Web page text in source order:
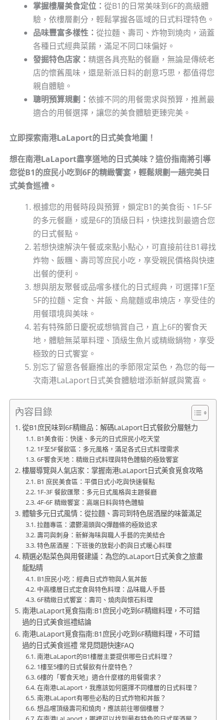
掌握樓層美食定位： 從B1的日常美味到6F的高級體
驗，依樓層劃分，輕鬆掌握各區域的日式料理特色。
品味豐富多樣性： 從拉麵、壽司、炸物到燒肉，涵蓋
各種日式經典菜餚，滿足不同口味偏好。
發掘特色店家： 精選各具亮點的餐廳，無論是傳統老
店的懷舊風味，還是新派日料的創意巧思，都值得您
親自體驗。
聰明預算規劃： 依據不同的用餐需求與預算，推薦最
適合的用餐選擇，讓您的美食體驗更臻完美。
立即探索南港LaLaport的日式美食地圖！
想在南港LaLaport盡享道地的日式美味？這份指南將引導
您從B1的庶民小吃到6F的精緻饗宴，輕鬆規劃一趟完美日
式美食巡禮。
根據您的用餐時段與預算，鎖定B1的美食街、1F-5F
的多元餐廳，或是6F的頂級日料，快速找到最適合您
的日式餐點。
若想快速解決午餐或來點小點心，可直接前往B1尋找
炸物、飯糰、壽司等庶民小吃，享受親民價格與快速
出餐的便利。
想與朋友聚餐或品嚐多樣化的日式經典，可選擇1F至
5F的拉麵、定食、丼飯、烏龍麵或串燒店，享受佳的
用餐環境與美味。
若有特殊節日慶祝或想犒賞自己，直上6F的饗食天
地，體驗無菜單料理、頂級生魚片或精緻鍋物，享受
極致的日式饗宴。
別忘了留意各餐廳推出的季節限定菜色，為您的每一
次南港LaLaport日式美食體驗增添新鮮感與驚喜。
內容目錄
從B1庶民味到6F精緻品：解碼LaLaport日式餐飲分層魅力
B1美食街：快速、多元的日式庶民小吃天堂
1F至5F餐飲區：多元風格，滿足各式日式料理需求
6F饗食天地：精緻日式料理與特色體驗的極致饗宴
樓層導覽與人氣店家：掌握南港LaLaport日式美食覓食攻略
B1 庶民美食區：平價日式小吃與快速餐點
1F-3F 餐飲匯聚：多元日式風格與主題餐廳
4F-6F 精緻饗宴：高端日料與特色體驗
體驗多元日式風情：從拉麵、壽司到特色居酒屋的味蕾滿足
拉麵專區：濃鬱湯頭與Q彈麵條的極致追求
壽司與刺身：新鮮海味與職人手藝的完美結合
特色居酒屋：下班後的放鬆小酌與日式暖心料理
精選必點菜色與用餐建議：為您的LaLaport日式美食之旅畫
龍點睛
B1庶民小吃：經典日式炸物與人氣丼飯
中高樓層日式定食與特色料理：品味職人手藝
6F精緻日式饗宴：壽司、燒肉與懷石料理
南港LaLaport覓食指南:B1庶民小吃到6F精緻料理，不可錯
過的日式美食巡禮結論
南港LaLaport覓食指南:B1庶民小吃到6F精緻料理，不可錯
過的日式美食巡禮 常見問題快速FAQ
南港LaLaport的B1樓層主要提供哪些日式料理？
1樓至5樓的日式餐飲有什麼特色？
6樓的「饗食天地」適合什麼樣的用餐需求？
在南港LaLaport，我應該如何選擇不同樓層的日式料理？
南港LaLaport有哪些必點的日式炸物和丼飯？
想品嚐頂級壽司和燒肉，應該前往哪個樓層？